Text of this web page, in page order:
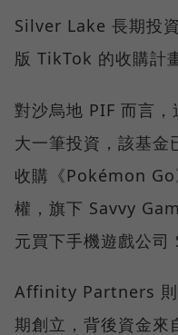
Silver Lake 長期投
版 TikTok 的收購計畫
對沙烏地 PIF 而言
大一筆投資，該基金
收購《Pokémon
權，旗下 Savvy
元買下手機遊戲公司
Affinity Partners 則
期創立，背後資金來